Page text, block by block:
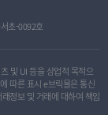
초-0092호
및 UI 등을 상업적 목적으
따른 표시 e브릭몰은 통신
정보 및 거래에 대하여 책임